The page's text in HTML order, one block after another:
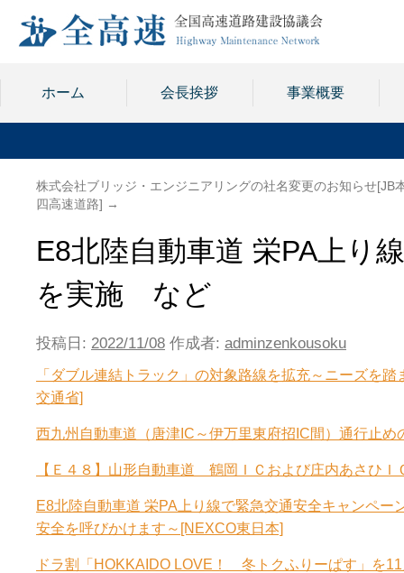
ホーム 会長挨拶 事業概要
株式会社ブリッジ・エンジニアリングの社名変更のお知らせ[JB
四高速道路] →
E8北陸自動車道 栄PA上り
を実施 など
投稿日: 2022/11/08 作成者: adminzenkousoku
「ダブル連結トラック」の対象路線を拡充～ニーズを
交通省]
西九州自動車道（唐津IC～伊万里東府招IC間）通行止め
【Ｅ４８】山形自動車道 鶴岡ＩＣおよび庄内あさひ
E8北陸自動車道 栄PA上り線で緊急交通安全キャンペ
安全を呼びかけます～[NEXCO東日本]
ドラ割「HOKKAIDO LOVE！ 冬トクふりーぱす」を